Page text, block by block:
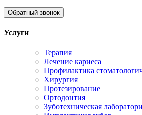
Обратный звонок
Услуги
Терапия
Лечение кариеса
Профилактика
Хирургия
Протезирование
Ортодонтия
Зуботехническая